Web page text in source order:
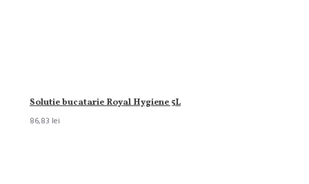
Solutie bucatarie Royal Hygiene 5L
86,83 lei